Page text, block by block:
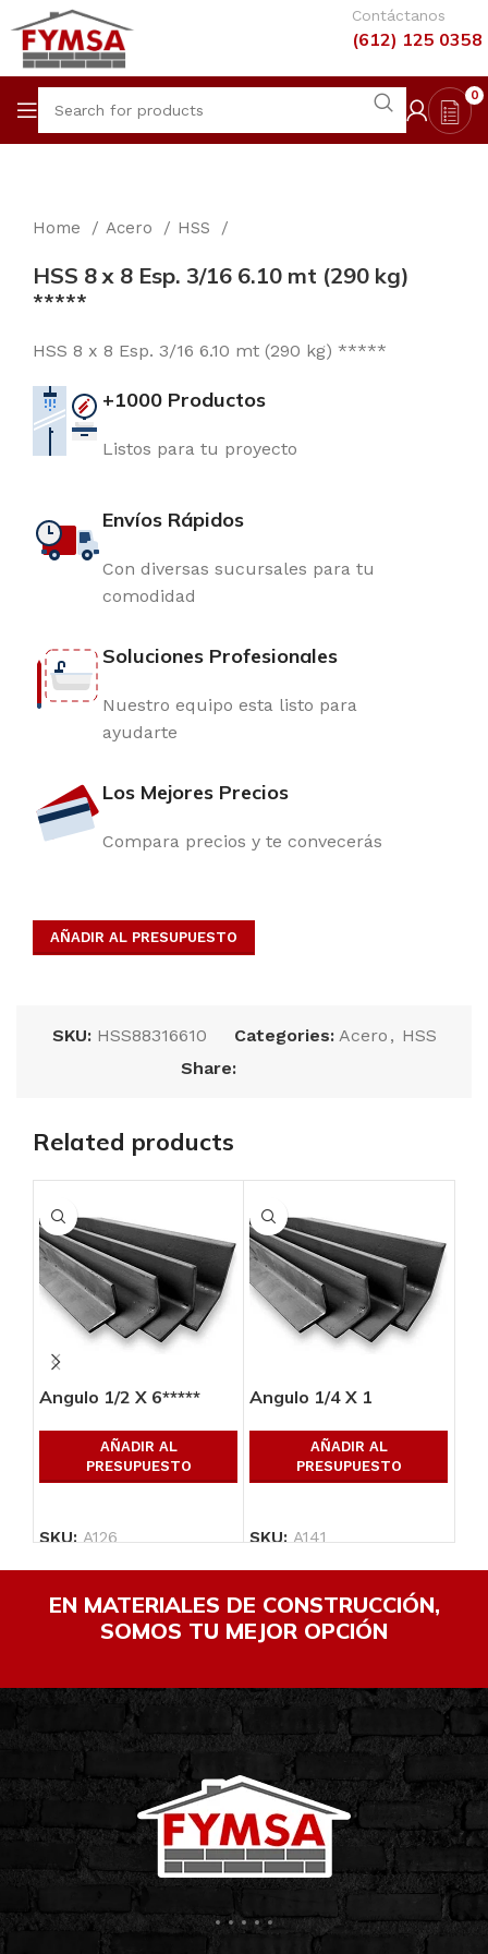
Contáctanos
(612) 125 0358
0
Home Acero HSS
HSS 8 x 8 Esp. 3/16 6.10 mt (290 kg)
*****
HSS 8 x 8 Esp. 3/16 6.10 mt (290 kg) *****
+1000 Productos
Listos para tu proyecto
Envíos Rápidos
Con diversas sucursales para tu
comodidad
Soluciones Profesionales
Nuestro equipo esta listo para
ayudarte
Los Mejores Precios
Compara precios y te convecerás
AÑADIR AL PRESUPUESTO
SKU: HSS88316610 Categories: Acero , HSS
Share:
Related products
Angulo 1/2 X 6*****
AÑADIR AL
PRESUPUESTO
SKU:A126
Angulo 1/4 X 1
AÑADIR AL
PRESUPUESTO
SKU:A141
EN MATERIALES DE CONSTRUCCIÓN,
SOMOS TU MEJOR OPCIÓN